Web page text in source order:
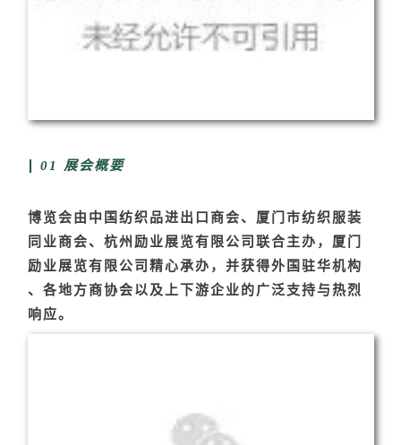
01 展会概要
博览会由 中国纺织品进出口商会、厦门市纺织服装
同业商会、杭州励业展览有限公司联合主办 ，厦门
励业展览有限公司精心承办，并获得外国 驻华机构
、各地方商协会以及上下游企业的广泛支持与热烈
响应。